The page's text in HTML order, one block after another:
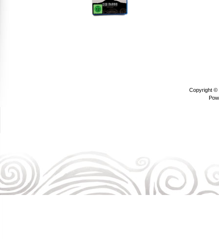
Copyright